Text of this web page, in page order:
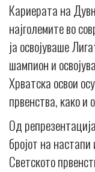
Кариерата на
најголемите во
ја освојуваше
шампион и
Хрватска освои
првенства, како и
Од
бројот на
Светското